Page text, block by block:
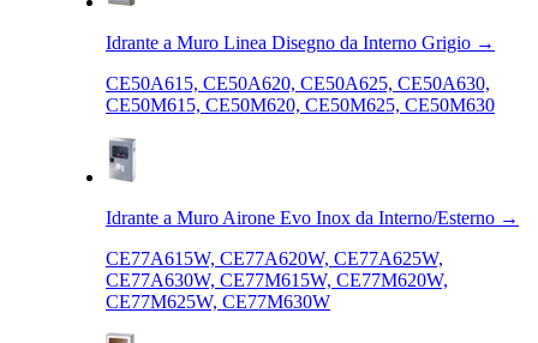
Idrante a Muro Linea Disegno da Interno Grigio →
CE50A615, CE50A620, CE50A625, CE50A630,
CE50M615, CE50M620, CE50M625, CE50M630
Idrante a Muro Airone Evo Inox da Interno/Esterno →
CE77A615W, CE77A620W, CE77A625W,
CE77A630W, CE77M615W, CE77M620W,
CE77M625W, CE77M630W